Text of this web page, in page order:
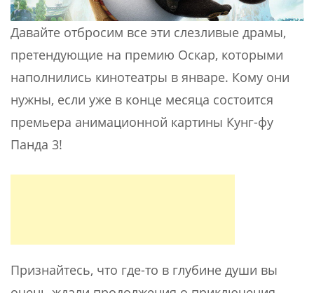
Давайте отбросим все эти слезливые драмы,
претендующие на премию Оскар, которыми
наполнились кинотеатры в январе. Кому они
нужны, если уже в конце месяца состоится
премьера анимационной картины Кунг-фу
Панда 3!
Признайтесь, что где-то в глубине души вы